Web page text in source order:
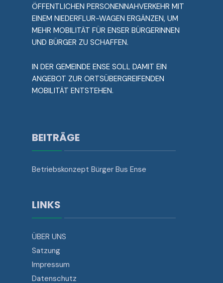
ÖFFENTLICHEN PERSONENNAHVERKEHR MIT
EINEM NIEDERFLUR-WAGEN ERGÄNZEN, UM
MEHR MOBILITÄT FÜR ENSER BÜRGERINNEN
UND BÜRGER ZU SCHAFFEN.
IN DER GEMEINDE ENSE SOLL DAMIT EIN
ANGEBOT ZUR ORTSÜBERGREIFENDEN
MOBILITÄT ENTSTEHEN.
BEITRÄGE
Betriebskonzept Bürger Bus Ense
LINKS
ÜBER UNS
Satzung
Impressum
Datenschutz